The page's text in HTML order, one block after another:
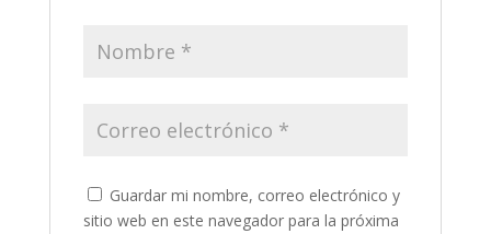
Guardar mi nombre, correo electrónico y
sitio web en este navegador para la próxima